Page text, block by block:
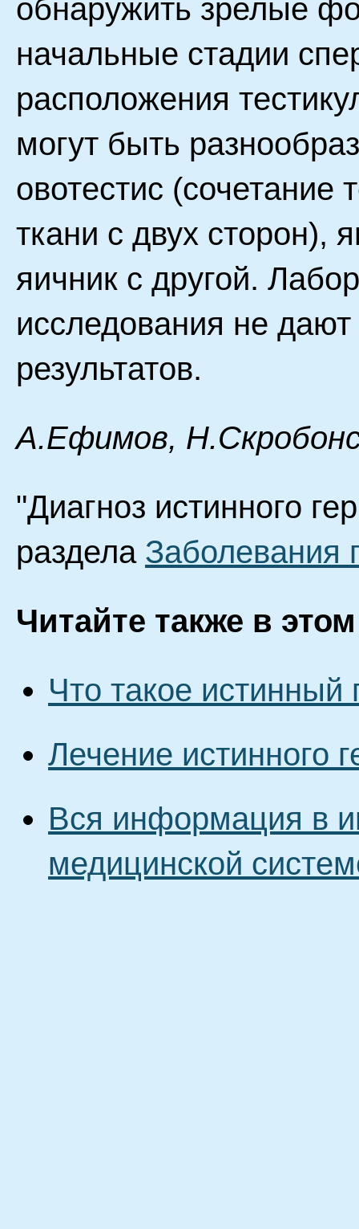
обнаружить зрелые
начальные стадии
расположения
могут быть
овотестис (сочетание
ткани с двух сторон),
яичник с другой.
исследования не
результатов.
А.Ефимов,
"Диагноз истинного
раздела Заболевания
Читайте также в
Что такое
Лечение истинного
Вся информация в
медицинской